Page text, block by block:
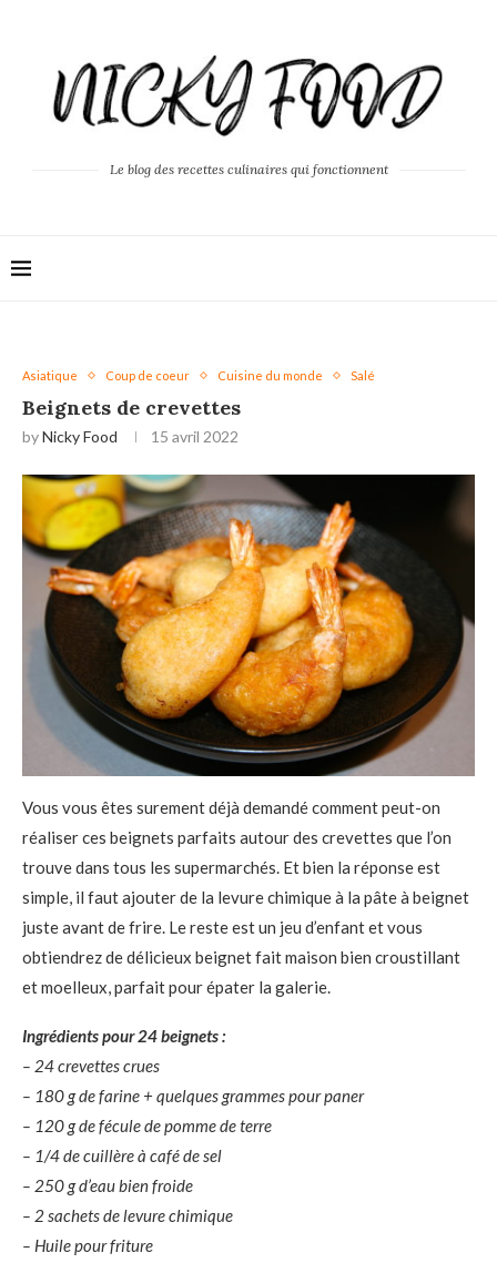
Le blog des recettes culinaires qui fonctionnent
Asiatique Coup de coeur Cuisine du monde Salé
Beignets de crevettes
byNicky Food 15 avril 2022
Vous vous êtes surement déjà demandé comment peut-on
réaliser ces beignets parfaits autour des crevettes que l’on
trouve dans tous les supermarchés. Et bien la réponse est
simple, il faut ajouter de la levure chimique à la pâte à beignet
juste avant de frire. Le reste est un jeu d’enfant et vous
obtiendrez de délicieux beignet fait maison bien croustillant
et moelleux, parfait pour épater la galerie.
Ingrédients pour 24 beignets :
– 24 crevettes crues
– 180 g de farine + quelques grammes pour paner
– 120 g de fécule de pomme de terre
– 1/4 de cuillère à café de sel
– 250 g d’eau bien froide
– 2 sachets de levure chimique
– Huile pour friture